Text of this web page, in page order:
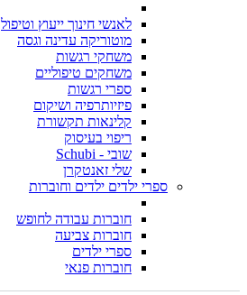
לאנשי חינוך ייעוץ וטיפול
מוטוריקה עדינה וגסה
משחקי רגשות
משחקים טיפוליים
ספרי רגשות
פיזיותרפיה ושיקום
קלינאות תקשורת
ריפוי בעיסוק
שובי - Schubi
שלי זאנטקרן
ספרי ילדים ילדים וחוברות
חוברות עבודה לחופש
חוברות צביעה
ספרי ילדים
חוברות פנאי